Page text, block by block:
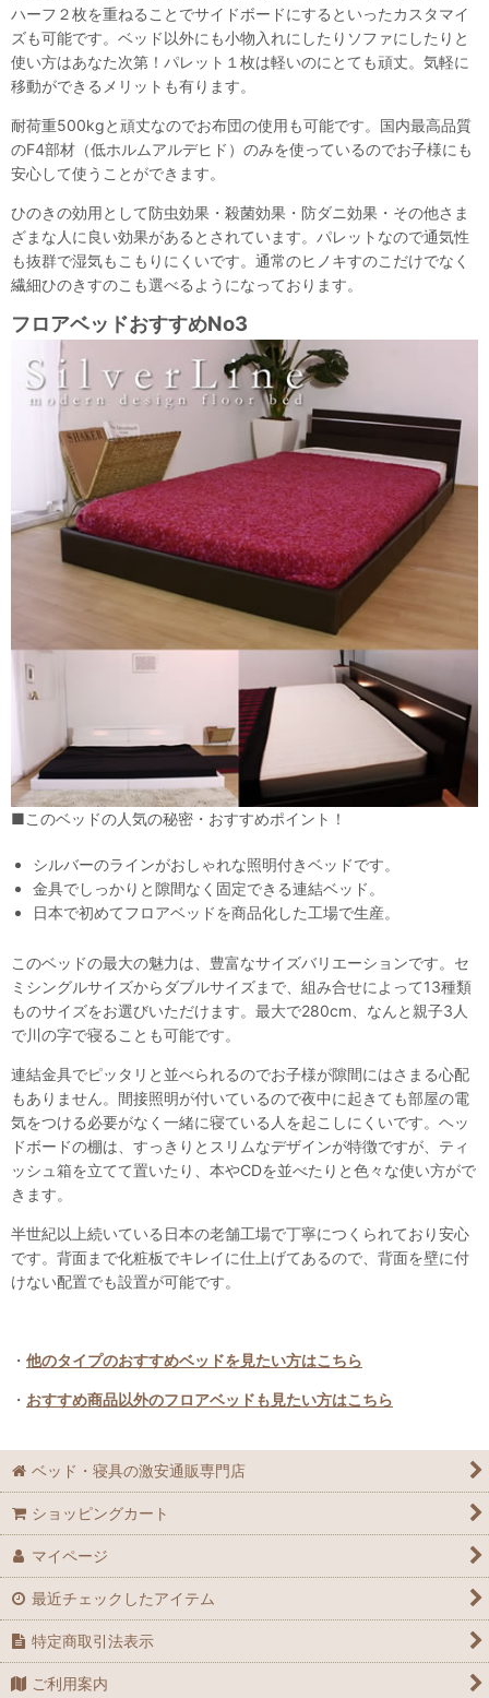
ハーフ２枚を重ねることでサイドボードにするといったカスタマイ
ズも可能です。ベッド以外にも小物入れにしたりソファにしたりと
使い方はあなた次第！パレット１枚は軽いのにとても頑丈。気軽に
移動ができるメリットも有ります。
耐荷重500kgと頑丈なのでお布団の使用も可能です。国内最高品質
のF4部材（低ホルムアルデヒド）のみを使っているのでお子様にも
安心して使うことができます。
ひのきの効用として防虫効果・殺菌効果・防ダニ効果・その他さま
ざまな人に良い効果があるとされています。パレットなので通気性
も抜群で湿気もこもりにくいです。通常のヒノキすのこだけでなく
繊細ひのきすのこも選べるようになっております。
フロアベッドおすすめNo3
■このベッドの人気の秘密・おすすめポイント！
シルバーのラインがおしゃれな照明付きベッドです。
金具でしっかりと隙間なく固定できる連結ベッド。
日本で初めてフロアベッドを商品化した工場で生産。
このベッドの最大の魅力は、豊富なサイズバリエーションです。セ
ミシングルサイズからダブルサイズまで、組み合せによって13種類
ものサイズをお選びいただけます。最大で280cm、なんと親子3人
で川の字で寝ることも可能です。
連結金具でピッタリと並べられるのでお子様が隙間にはさまる心配
もありません。間接照明が付いているので夜中に起きても部屋の電
気をつける必要がなく一緒に寝ている人を起こしにくいです。ヘッ
ドボードの棚は、すっきりとスリムなデザインが特徴ですが、ティ
ッシュ箱を立てて置いたり、本やCDを並べたりと色々な使い方がで
きます。
半世紀以上続いている日本の老舗工場で丁寧につくられており安心
です。背面まで化粧板でキレイに仕上げてあるので、背面を壁に付
けない配置でも設置が可能です。
・ 他のタイプのおすすめベッドを見たい方はこちら
・ おすすめ商品以外のフロアベッドも見たい方はこちら
ベッド・寝具の激安通販専門店
ショッピングカート
マイページ
最近チェックしたアイテム
特定商取引法表示
ご利用案内